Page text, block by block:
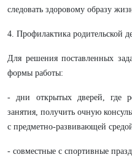
следовать здоровому образу
4. Профилактика родительской
Для решения поставленных
формы работы:
- дни открытых дверей, где
занятия, получить очную
с предметно-развивающей
- совместные с спортивные